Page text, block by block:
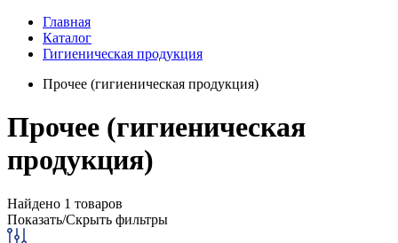
Главная
Каталог
Гигиеническая продукция
Прочее (гигиеническая продукция)
Прочее (гигиеническая
продукция)
Найдено 1 товаров
Показать/Скрыть фильтры